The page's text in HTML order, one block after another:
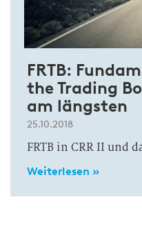
FRTB:
the Trading
am längsten
25.10.2018
FRTB in CRR II und
Weiterlesen »